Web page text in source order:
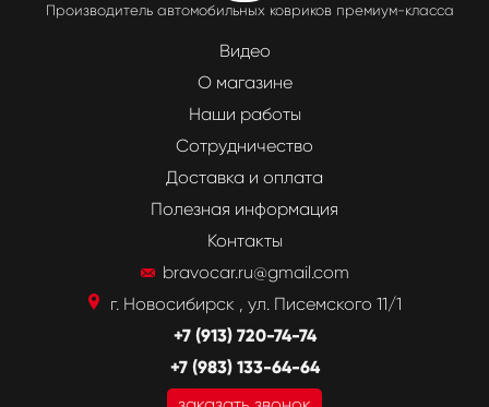
Производитель автомобильных ковриков премиум-класса
Видео
О магазине
Наши работы
Сотрудничество
Доставка и оплата
Полезная информация
Контакты
bravocar.ru@gmail.com
г. Новосибирск , ул. Писемского 11/1
+7 (913) 720-74-74
+7 (983) 133-64-64